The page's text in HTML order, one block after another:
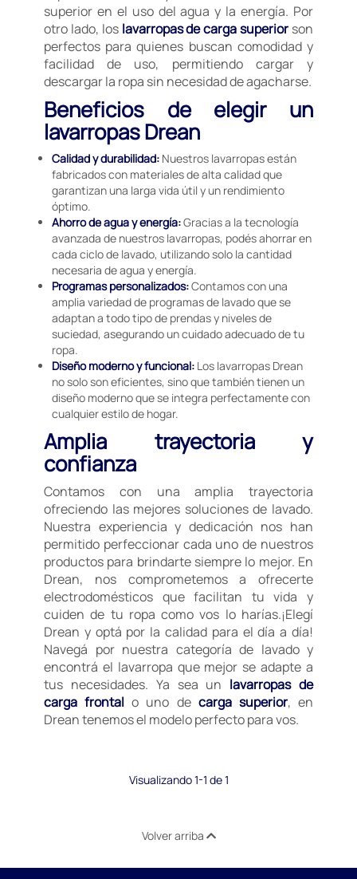
superior en el uso del agua y la energía. Por
otro lado, los lavarropas de carga superior son
perfectos para quienes buscan comodidad y
facilidad de uso, permitiendo cargar y
descargar la ropa sin necesidad de agacharse.
Beneficios de elegir un
lavarropas Drean
Calidad y durabilidad: Nuestros lavarropas están
fabricados con materiales de alta calidad que
garantizan una larga vida útil y un rendimiento
óptimo.
Ahorro de agua y energía:Gracias a la tecnología
avanzada de nuestros lavarropas, podés ahorrar en
cada ciclo de lavado, utilizando solo la cantidad
necesaria de agua y energía.
Programas personalizados:Contamos con una
amplia variedad de programas de lavado que se
adaptan a todo tipo de prendas y niveles de
suciedad, asegurando un cuidado adecuado de tu
ropa.
Diseño moderno y funcional: Los lavarropas Drean
no solo son eficientes, sino que también tienen un
diseño moderno que se integra perfectamente con
cualquier estilo de hogar.
Amplia trayectoria y
confianza
Contamos con una amplia trayectoria
ofreciendo las mejores soluciones de lavado.
Nuestra experiencia y dedicación nos han
permitido perfeccionar cada uno de nuestros
productos para brindarte siempre lo mejor. En
Drean, nos comprometemos a ofrecerte
electrodomésticos que facilitan tu vida y
cuiden de tu ropa como vos lo harías.¡Elegí
Drean y optá por la calidad para el día a día!
Navegá por nuestra categoría de lavado y
encontrá el lavarropa que mejor se adapte a
tus necesidades. Ya sea un lavarropas de
carga frontal o uno de carga superior, en
Drean tenemos el modelo perfecto para vos.
Visualizando 1-1 de 1
Volver arriba